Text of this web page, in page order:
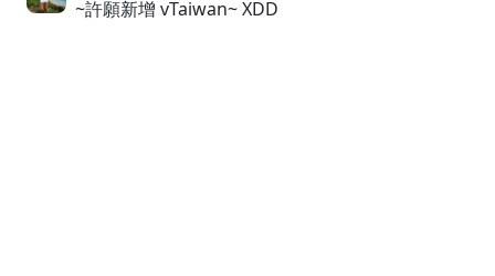
~許願新增 vTaiwan~ XDD